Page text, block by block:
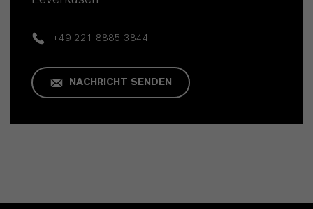
+49 221 8885 3844
NACHRICHT SENDEN